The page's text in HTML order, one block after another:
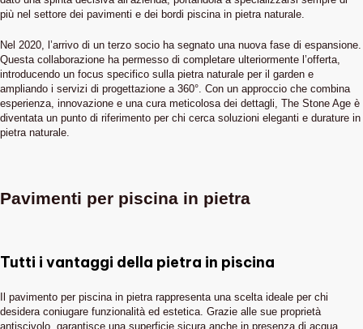
più nel settore dei pavimenti e dei bordi piscina in pietra naturale.
Nel 2020, l’arrivo di un terzo socio ha segnato una nuova fase di espansione.
Questa collaborazione ha permesso di completare ulteriormente l’offerta,
introducendo un focus specifico sulla pietra naturale per il garden e
ampliando i servizi di progettazione a 360°. Con un approccio che combina
esperienza, innovazione e una cura meticolosa dei dettagli, The Stone Age è
diventata un punto di riferimento per chi cerca soluzioni eleganti e durature in
pietra naturale.
Pavimenti per piscina in pietra
Tutti i vantaggi della pietra in piscina
Il pavimento per piscina in pietra rappresenta una scelta ideale per chi
desidera coniugare funzionalità ed estetica. Grazie alle sue proprietà
antiscivolo, garantisce una superficie sicura anche in presenza di acqua,